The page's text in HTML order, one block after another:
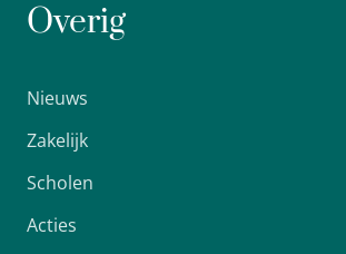
Overig
Nieuws
Zakelijk
Scholen
Acties